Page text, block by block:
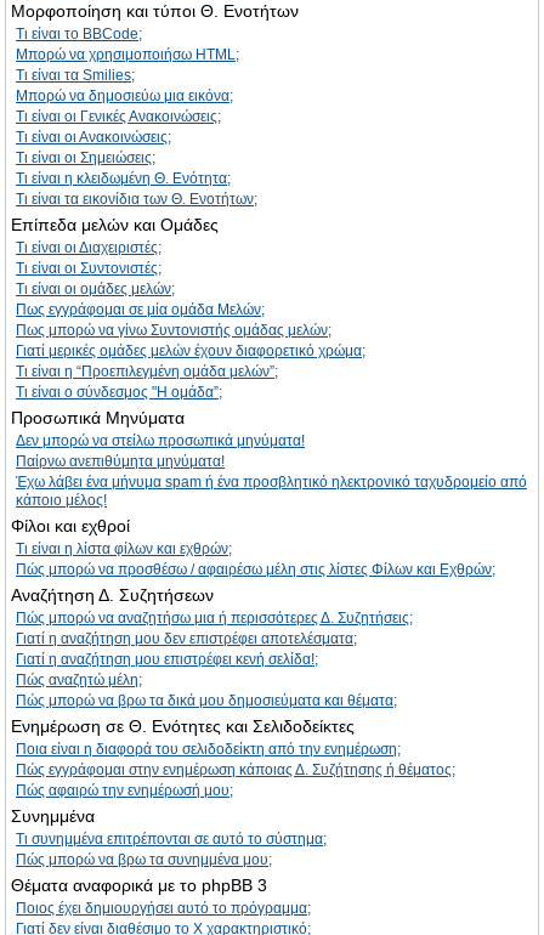
Μορφοποίηση και τύποι Θ. Ενοτήτων
Τι είναι το BBCode;
Μπορώ να χρησιμοποιήσω HTML;
Τι είναι τα Smilies;
Μπορώ να δημοσιεύω μια εικόνα;
Τι είναι οι Γενικές Ανακοινώσεις;
Τι είναι οι Ανακοινώσεις;
Τι είναι οι Σημειώσεις;
Τι είναι η κλειδωμένη Θ. Ενότητα;
Τι είναι τα εικονίδια των Θ. Ενοτήτων;
Επίπεδα μελών και Ομάδες
Τι είναι οι Διαχειριστές;
Τι είναι οι Συντονιστές;
Τι είναι οι ομάδες μελών;
Πως εγγράφομαι σε μία ομάδα Μελών;
Πως μπορώ να γίνω Συντονιστής ομάδας μελών;
Γιατί μερικές ομάδες μελών έχουν διαφορετικό χρώμα;
Τι είναι η “Προεπιλεγμένη ομάδα μελών”;
Τι είναι ο σύνδεσμος "Η ομάδα”;
Προσωπικά Μηνύματα
Δεν μπορώ να στείλω προσωπικά μηνύματα!
Παίρνω ανεπιθύμητα μηνύματα!
Έχω λάβει ένα μήνυμα spam ή ένα προσβλητικό ηλεκτρονικό ταχυδρομείο από
κάποιο μέλος!
Φίλοι και εχθροί
Τι είναι η λίστα φίλων και εχθρών;
Πώς μπορώ να προσθέσω / αφαιρέσω μέλη στις λίστες Φίλων και Εχθρών;
Αναζήτηση Δ. Συζητήσεων
Πώς μπορώ να αναζητήσω μια ή περισσότερες Δ. Συζητήσεις;
Γιατί η αναζήτηση μου δεν επιστρέφει αποτελέσματα;
Γιατί η αναζήτηση μου επιστρέφει κενή σελίδα!;
Πώς αναζητώ μέλη;
Πώς μπορώ να βρω τα δικά μου δημοσιεύματα και θέματα;
Ενημέρωση σε Θ. Ενότητες και Σελιδοδείκτες
Ποια είναι η διαφορά του σελιδοδείκτη από την ενημέρωση;
Πώς εγγράφομαι στην ενημέρωση κάποιας Δ. Συζήτησης ή θέματος;
Πώς αφαιρώ την ενημέρωσή μου;
Συνημμένα
Τι συνημμένα επιτρέπονται σε αυτό το σύστημα;
Πώς μπορώ να βρω τα συνημμένα μου;
Θέματα αναφορικά με το phpBB 3
Ποιος έχει δημιουργήσει αυτό το πρόγραμμα;
Γιατί δεν είναι διαθέσιμο το Χ χαρακτηριστικό;